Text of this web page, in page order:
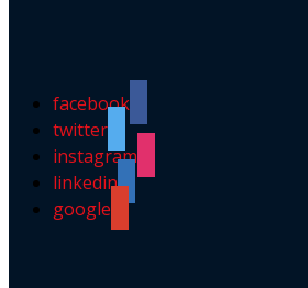
facebook
twitter
instagram
linkedin
google